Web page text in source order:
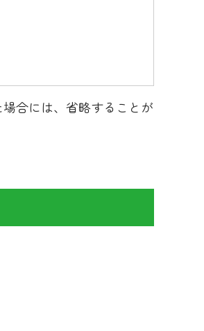
合には、省略することが